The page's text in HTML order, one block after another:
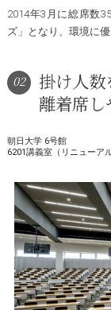
2014年3月に総席数
ズ」となり、環境に
02
掛け人数
離着席し
朝日大学 6号館
6201講義室（リニューアル